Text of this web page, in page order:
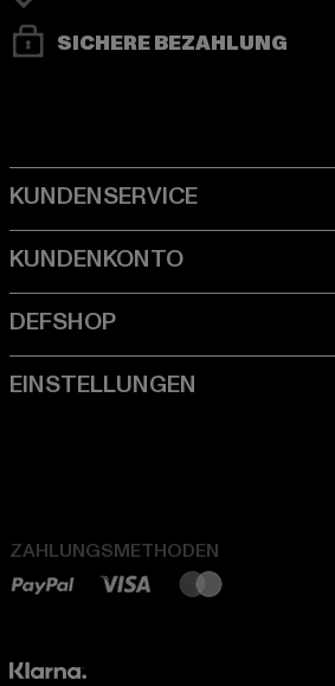
SICHERE BEZAHLUNG
ZAHLUNGSMETHODEN